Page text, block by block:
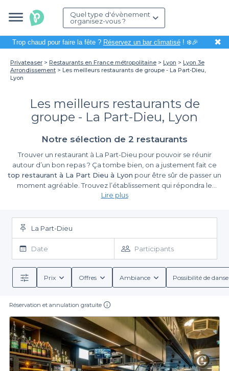
Quel type d'évènement
organisez-vous ?
Trop chaud pour faire la fête ? Réservez un bar climatisé! ❄️🎉 ✖
Privateaser Restaurants en France métropolitaine Lyon
Lyon 3e
Arrondissement
Les meilleurs restaurants de groupe - La Part-Dieu,
Lyon
Les meilleurs restaurants de
groupe - La Part-Dieu, Lyon
Notre sélection de 2 restaurants
Trouver un restaurant à La Part-Dieu pour pouvoir se réunir
autour d’un bon repas ? Ça tombe bien, on a justement fait ce
top restaurant à La Part Dieu à Lyon pour être sûr de passer un
moment agréable. Trouvez l’établissement qui répondra le
mieux à vos goûts à partir de notre
gastronomie chic, repas à thèmes, soirée spectacle. Les choix
ne manquent pas ! Pour réserver et trouver le meilleur restaurant
à la Part-Dieu pour votre évènement, il vous suffit de remplir
votre date et le nombre d’invités prévus dans votre demande.
réel. Nous nous chargeons de simplifier au mieux les détails de
votre réservation. Nous pensons en effet que vous devriez plutôt
savourer votre temps que le perdre à essayer de trouver un bon
Lire plus
La Part-Dieu
Date Participants
Prix Offres Ambiance Possibilité de
Réservation et annulation gratuite